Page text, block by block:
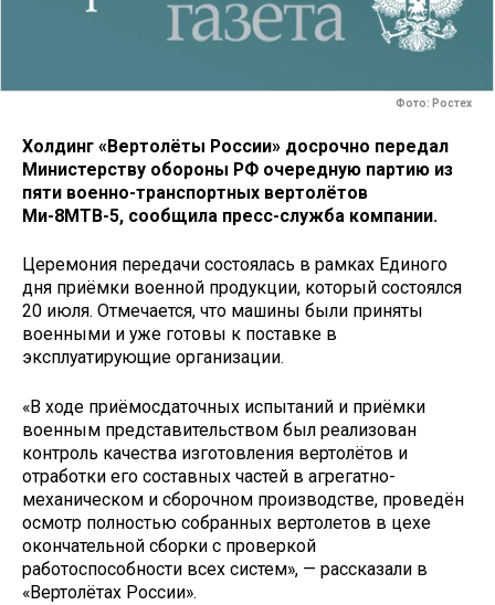
Фото: Ростех
Холдинг «Вертолёты России» досрочно передал
Министерству обороны РФ очередную партию из
пяти военно-транспортных вертолётов
Ми-8МТВ-5, сообщила пресс-служба компании.
Церемония передачи состоялась в рамках Единого
дня приёмки военной продукции, который состоялся
20 июля. Отмечается, что машины были приняты
военными и уже готовы к поставке в
эксплуатирующие организации.
«В ходе приёмосдаточных испытаний и приёмки
военным представительством был реализован
контроль качества изготовления вертолётов и
отработки его составных частей в агрегатно-
механическом и сборочном производстве, проведён
осмотр полностью собранных вертолетов в цехе
окончательной сборки с проверкой
работоспособности всех систем», — рассказали в
«Вертолётах России».